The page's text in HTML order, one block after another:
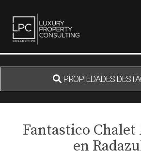
PROPIEDADES
Fantastico Chalet
en